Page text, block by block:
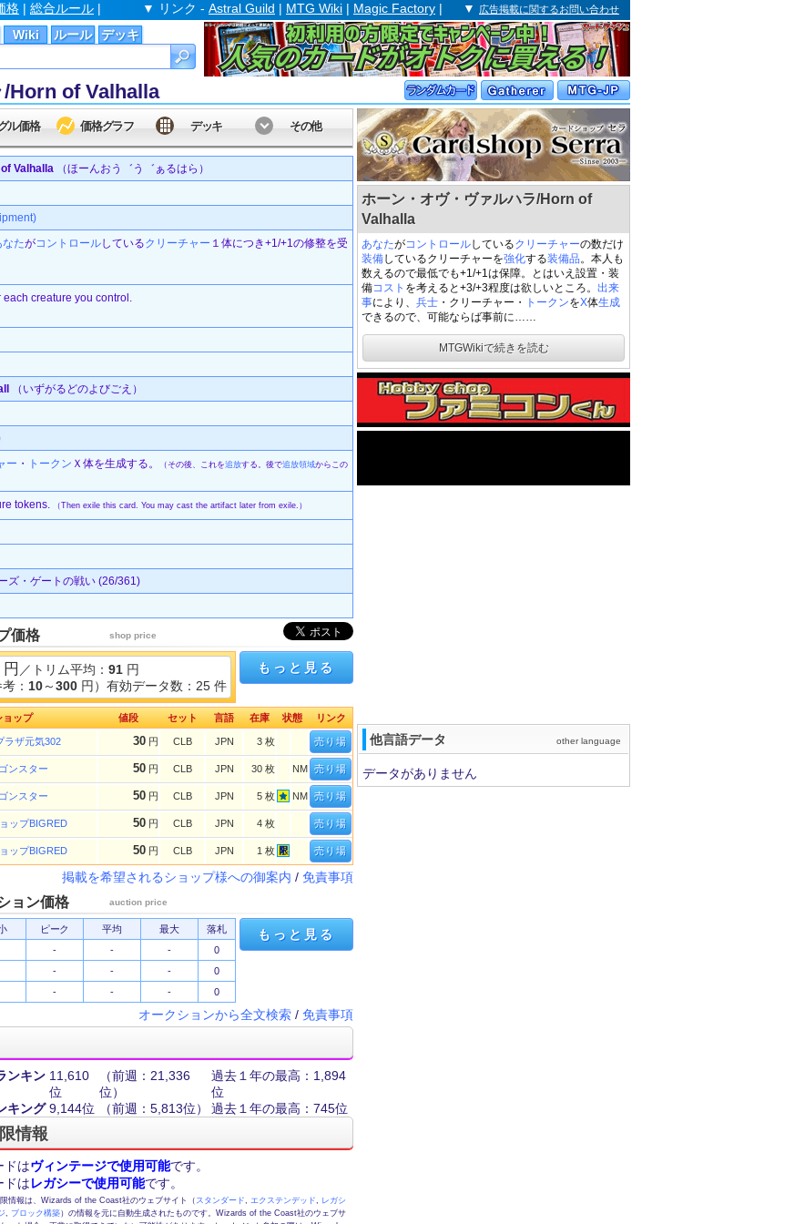
Wiki ルール デッキ
格 | 総合ルール | ▼ リンク - Astral Guild | MTG Wiki | Magic Factory | ▼ 広告掲載に関するお問い合わせ
Horn of Valhalla
ホーン・オヴ・ヴァルハラ/Horn of
Valhalla
あなたがコントロールしているクリーチャーの数だけ
装備しているクリーチャーを強化する装備品。本人も
数えるので最低でも+1/+1は保障。とはいえ設置・装
備コスト を考えると+3/+3程度は欲しいところ。 出来
事により、 兵士 ・クリーチャー・ トークンをX体生成
できるので、可能ならば事前に……
MTGWikiで続きを読む
他言語データ other language
データがありません
ル価格 価格グラフ デッキ その他
Valhalla （ほーんおう゛う゛ぁるはら）
なたがコントロールしているクリーチャー １体につき+1/+1の修整を受
creature you control.
（いずがるどのよびごえ）
ー ・ トークン Ｘ体を生成する。 （その後、これを追放する。後で追放領域からこの
tokens. （Then exile this card. You may cast the artifact later from exile.）
ズ・ゲートの戦い (26/361)
価格 shop price
円 ／トリム平均： 91 円
考： 10～300 円）有効データ数：25 件
もっと見る
ョップ 値段 セット 言語 在庫 状態 リンク
ラザ元気302 30 円 CLB JPN 3 枚 売り場
ンスター 50 円 CLB JPN 30 枚 NM 売り場
ンスター 50 円 CLB JPN 5 枚 NM 売り場
ップBIGRED 50 円 CLB JPN 4 枚 売り場
ップBIGRED 50 円 CLB JPN 1 枚 売り場
掲載を希望されるショップ様への御案内 / 免責事項
ョン価格 auction price
ピーク 平均 最大
落札
- - -
0
- - -
0
- - - 0
もっと見る
オークションから全文検索 / 免責事項
ンキン 11,610
位
（前週：21,336
位）
過去１年の最高：1,894
位
キング 9,144位 （前週：5,813位） 過去１年の最高：745位
情報
ドはヴィンテージで使用可能です。
ドはレガシーで使用可能です。
情報は、Wizards of the Coast社のウェブサイト（ スタンダード エクステンデッド
レガシ
ブロック構築）の情報を元に自動生成されたものです。Wizards of the Coast社のウェブサ